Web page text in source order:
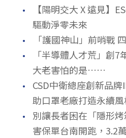
．
【陽明交大 X 遠見】
驅動淨零未來
． 「護國神山」前哨戰
．
「半導體人才荒」創
大老害怕的是……
．
CSD中衛總座創新品牌
助口罩老廠打造永續
．
別讓長者困在「隱形
害保單台南開跑，3.2